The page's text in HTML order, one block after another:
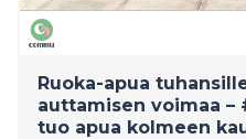
Ruoka-apua
auttamisen voimaa –
tuo apua kolmeen